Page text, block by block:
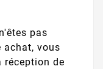
pas
achat, vous
réception de